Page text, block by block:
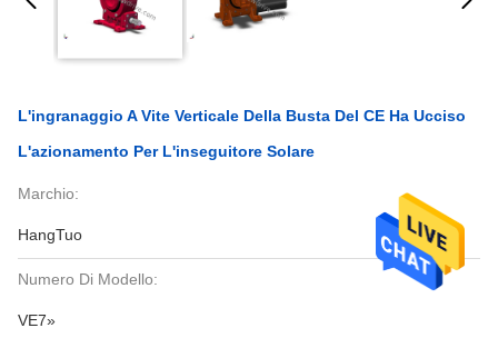
L'ingranaggio A Vite Verticale Della Busta Del CE Ha Ucciso
L'azionamento Per L'inseguitore Solare
Marchio:
HangTuo
Numero Di Modello:
VE7»